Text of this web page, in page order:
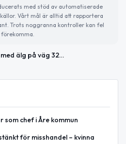
med stöd av automatiserade
Vårt mål är alltid att rapportera
Trots noggranna kontroller kan fel
förekomma.
Viltolycka med älg på väg 321 norr om Hallen påverkar trafiken
som chef i Åre kommun
för misshandel – kvinna